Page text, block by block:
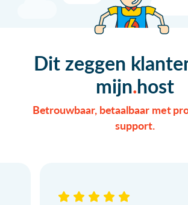
Dit zeggen
mijn host
Betrouwbaar, betaalbaar met
support.